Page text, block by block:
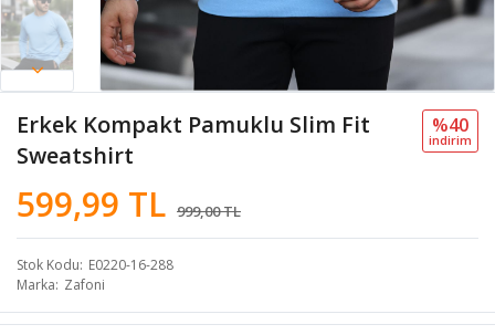
Erkek Kompakt Pamuklu Slim Fit
Sweatshirt
599,99 TL 999,00 TL
%40
i̇ndi̇ri̇m
Stok Kodu E0220-16-288
Marka Zafoni